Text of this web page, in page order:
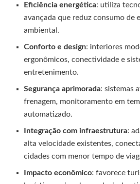
Eficiência energética: utiliza
avançada que reduz consumo de
ambiental.
Conforto e design: interiores
ergonômicos, conectividade e
entretenimento.
Segurança aprimorada: sistemas
frenagem, monitoramento em
automatizado.
Integração com infraestrutura:
alta velocidade existentes,
cidades com menor tempo de
Impacto econômico: favorece